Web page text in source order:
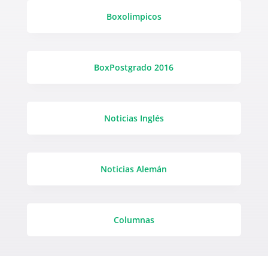
Boxolimpicos
BoxPostgrado 2016
Noticias Inglés
Noticias Alemán
Columnas